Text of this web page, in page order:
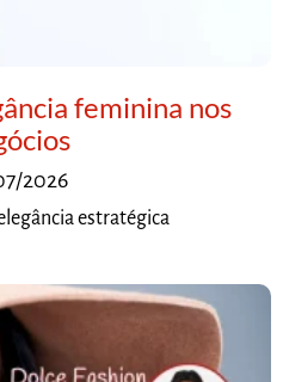
feminina nos
2026
estratégica